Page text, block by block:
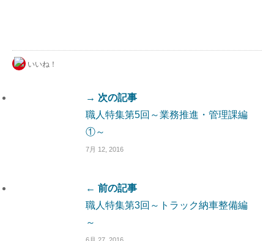
いいね！
→ 次の記事
職人特集第5回～業務推進・管理課編
①～
7月 12, 2016
← 前の記事
職人特集第3回～トラック納車整備編
～